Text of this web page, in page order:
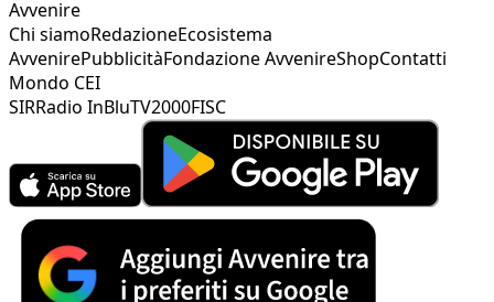
Avvenire
Chi siamoRedazioneEcosistema
AvvenirePubblicitàFondazione AvvenireShopContatti
Mondo CEI
SIRRadio InBluTV2000FISC